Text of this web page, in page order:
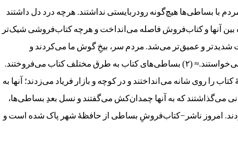
بساطی‌ها هیچ‌گونه رودربایستی نداشتند. هرچه درد دل داشتند
آنها و کتاب‌فروش فاصله می‌انداخت و هرچه کتاب‌فروشی شیک‌تر
و عمیق‌تر می‌شد. مردم سر، بیخِ گوش ما می‌کردند و
خصوصی‌ترین و خطرناک‌ترین کتاب‌های زمان خود را می‌خواستند.≈ (۲) بساطی‌های کتاب به طرق مختلف کتاب‌ می‌فروختند.
را روی شانه می‌انداختند و در کوچه و بازار فریاد می‌زدند؛ آنها به
می‌گذاشتند که به آنها چمدان‌کش می‌گفتند و نسل بعدِ بساطی‌ها،
امروز ناشر−کتاب‌فروشِ بساطی‌ از حافظۀ شهر پاک شده است و